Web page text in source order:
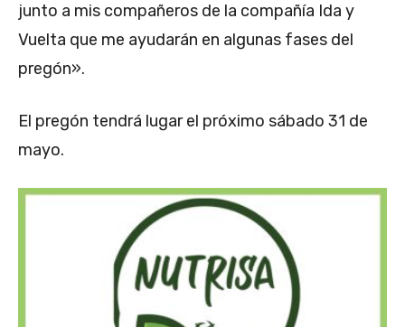
junto a mis compañeros de la compañía Ida y
Vuelta que me ayudarán en algunas fases del
pregón».
El pregón tendrá lugar el próximo sábado 31 de
mayo.